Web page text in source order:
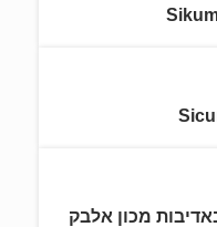
מכון אלבק